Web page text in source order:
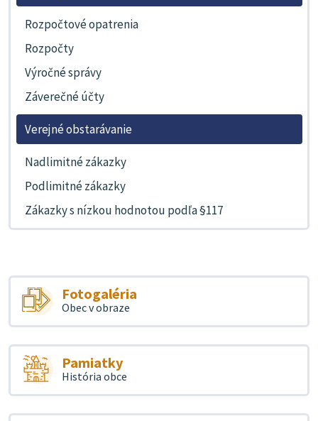
Rozpočtové opatrenia
Rozpočty
Výročné správy
Záverečné účty
Verejné obstarávanie
Nadlimitné zákazky
Podlimitné zákazky
Zákazky s nízkou hodnotou podľa §117
Fotogaléria
Obec v obraze
Pamiatky
História obce